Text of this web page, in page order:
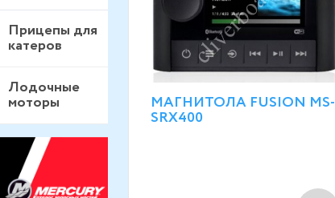
Прицепы для
катеров
Лодочные
моторы МАГНИТОЛА FUSION MS-
SRX400